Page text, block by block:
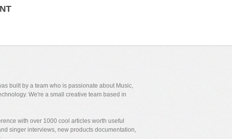
built by a team who is passionate about Music,
We're a small creative team based in
with over 1000 cool articles worth useful
singer interviews, new products documentation,